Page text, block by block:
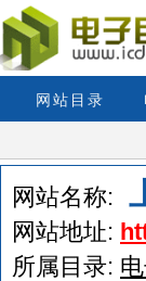
网站目录
网站名称:
网站地址:
所属目录: